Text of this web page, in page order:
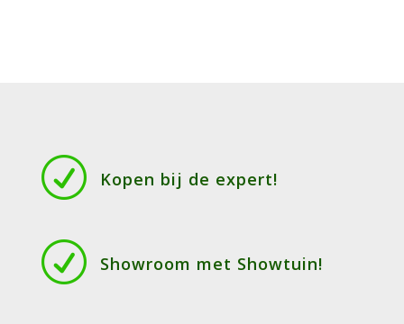
R Kopen bij de expert!
R Showroom met Showtuin!